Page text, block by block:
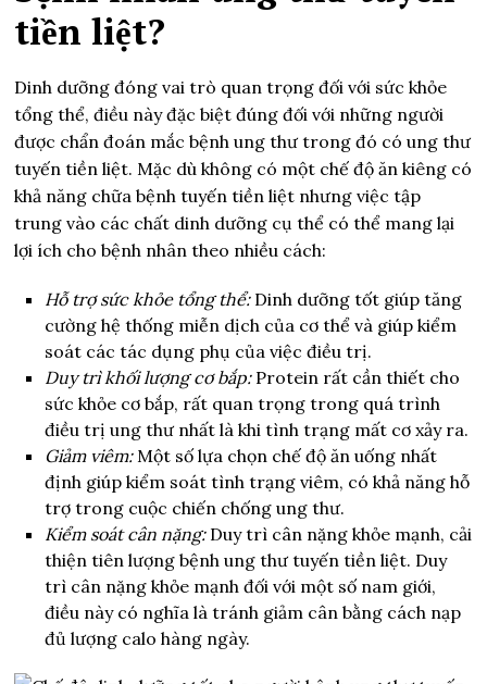
tiền liệt?
Dinh dưỡng đóng vai trò quan trọng đối với sức khỏe
tổng thể, điều này đặc biệt đúng đối với những người
được chẩn đoán mắc bệnh ung thư trong đó có ung thư
tuyến tiền liệt. Mặc dù không có một chế độ ăn kiêng có
khả năng chữa bệnh tuyến tiền liệt nhưng việc tập
trung vào các chất dinh dưỡng cụ thể có thể mang lại
lợi ích cho bệnh nhân theo nhiều cách:
Hỗ trợ sức khỏe tổng thể:Dinh dưỡng tốt giúp tăng
cường hệ thống miễn dịch của cơ thể và giúp kiểm
soát các tác dụng phụ của việc điều trị.
Duy trì khối lượng cơ bắp:Protein rất cần thiết cho
sức khỏe cơ bắp, rất quan trọng trong quá trình
điều trị ung thư nhất là khi tình trạng mất cơ xảy ra.
Giảm viêm:Một số lựa chọn chế độ ăn uống nhất
định giúp kiểm soát tình trạng viêm, có khả năng hỗ
trợ trong cuộc chiến chống ung thư.
Kiểm soát cân nặng:Duy trì cân nặng khỏe mạnh, cải
thiện tiên lượng bệnh ung thư tuyến tiền liệt. Duy
trì cân nặng khỏe mạnh đối với một số nam giới,
điều này có nghĩa là tránh giảm cân bằng cách nạp
đủ lượng calo hàng ngày.